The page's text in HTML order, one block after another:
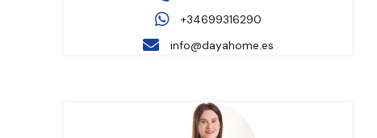
+34699316290
info@dayahome.es